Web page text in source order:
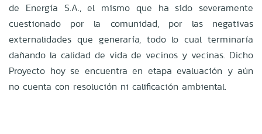
de Energía S.A., el mismo que ha sido severamente
cuestionado por la comunidad, por las negativas
externalidades que generaría, todo lo cual terminaría
dañando la calidad de vida de vecinos y vecinas. Dicho
Proyecto hoy se encuentra en etapa evaluación y aún
no cuenta con resolución ni calificación ambiental.